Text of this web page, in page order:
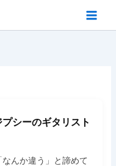
シーのギタリスト
んか違う」と諦めて